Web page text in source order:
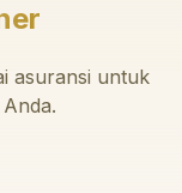
asuransi untuk